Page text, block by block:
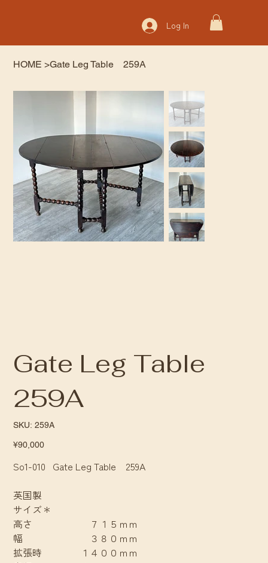
Log In
HOME >Gate Leg Table 259A
Gate Leg Table
259A
SKU: SKU
259A
259A
Price
¥90,000
So1-010 Gate Leg Table 259A
英国製
サイズ＊
高さ ７１５ｍｍ
幅 ３８０ｍｍ
拡張時 １４００ｍｍ